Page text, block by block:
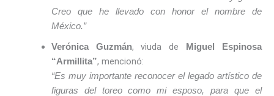
Creo que he llevado con honor el nombre de
México.”
Verónica Guzmán, viuda de
Miguel Espinosa
“Armillita”, mencionó:
“Es muy importante reconocer el legado artístico de
figuras del toreo como mi esposo, para que el